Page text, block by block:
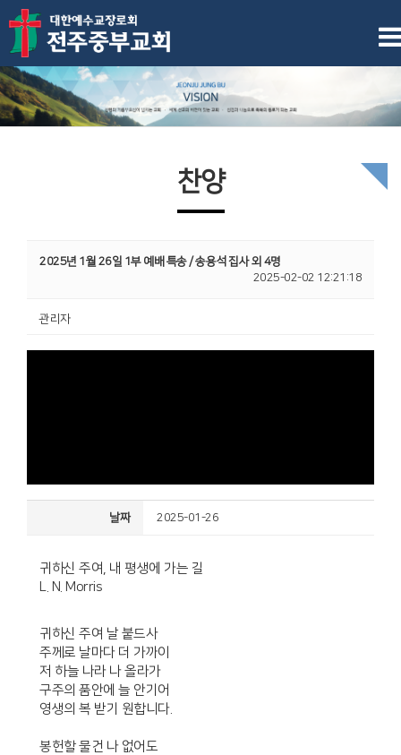
찬양
2025년 1월 26일 1부 예배 특송 / 송용석 집사 외 4명
2025-02-02 12:21:18
관리자
날짜 2025-01-26
귀하신 주여, 내 평생에 가는 길
L. N. Morris
귀하신 주여 날 붙드사
주께로 날마다 더 가까이
저 하늘 나라 나 올라가
구주의 품안에 늘 안기어
영생의 복 받기 원합니다.
봉헌할 물건 나 없어도